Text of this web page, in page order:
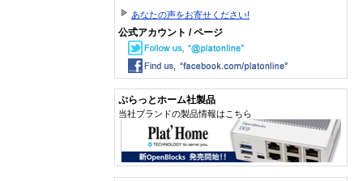
あなたの声をお寄せください!
公式アカウント / ページ
ぷらっとホーム社製品
当社ブランドの製品情報はこちら